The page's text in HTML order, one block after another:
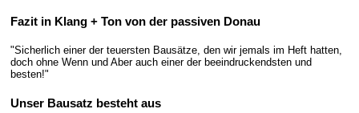
Fazit in Klang + Ton von der passiven Donau
"Sicherlich einer der teuersten Bausätze, den wir jemals im Heft hatten,
doch ohne Wenn und Aber auch einer der beeindruckendsten und
besten!"
Unser Bausatz besteht aus